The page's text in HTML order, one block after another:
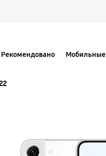
Рекомендовано Мобильные